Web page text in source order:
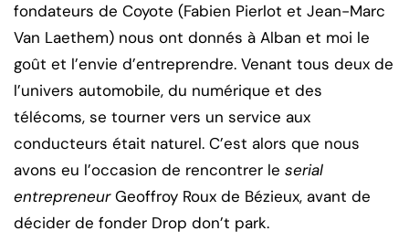
fondateurs de Coyote (Fabien Pierlot et Jean-Marc
Van Laethem) nous ont donnés à Alban et moi le
goût et l’envie d’entreprendre. Venant tous deux de
l’univers automobile, du numérique et des
télécoms, se tourner vers un service aux
conducteurs était naturel. C’est alors que nous
avons eu l’occasion de rencontrer le serial
entrepreneurGeoffroy Roux de Bézieux, avant de
décider de fonder Drop don’t park.